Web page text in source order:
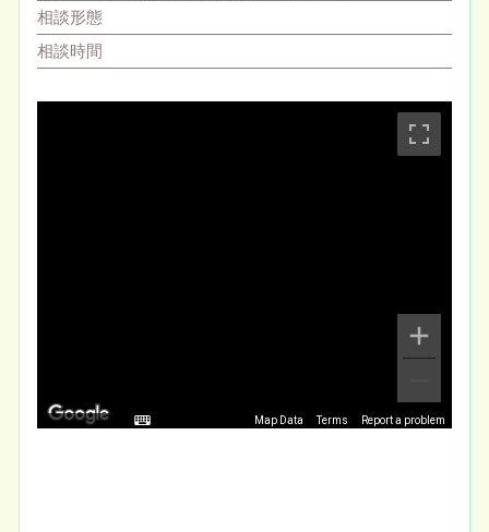
相談形態
相談時間
Map Data Terms Report a problem